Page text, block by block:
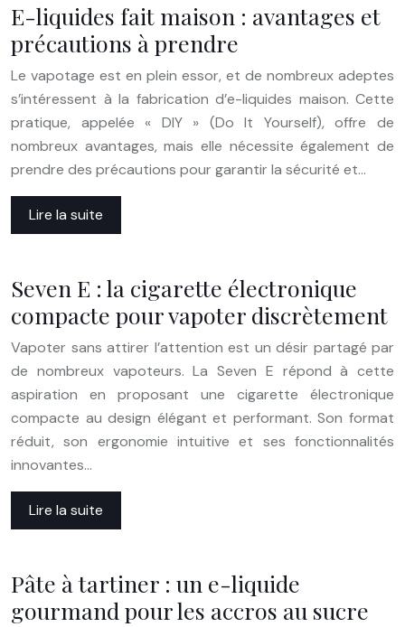
E-liquides fait maison : avantages et
précautions à prendre
Le vapotage est en plein essor, et de nombreux adeptes
s’intéressent à la fabrication d’e-liquides maison. Cette
pratique, appelée « DIY » (Do It Yourself), offre de
nombreux avantages, mais elle nécessite également de
prendre des précautions pour garantir la sécurité et…
Lire la suite
Seven E : la cigarette électronique
compacte pour vapoter discrètement
Vapoter sans attirer l’attention est un désir partagé par
de nombreux vapoteurs. La Seven E répond à cette
aspiration en proposant une cigarette électronique
compacte au design élégant et performant. Son format
réduit, son ergonomie intuitive et ses fonctionnalités
innovantes…
Lire la suite
Pâte à tartiner : un e-liquide
gourmand pour les accros au sucre